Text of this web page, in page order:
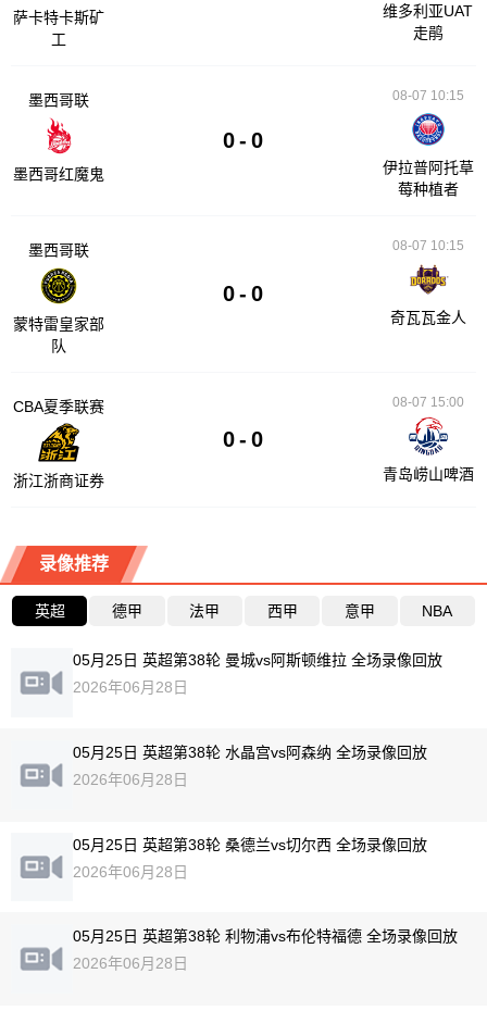
萨卡特卡斯矿
工
维多利亚UAT
走鹃
墨西哥联
墨西哥红魔鬼
0 - 0
08-07 10:15
伊拉普阿托草
莓种植者
墨西哥联
蒙特雷皇家部
队
0 - 0
08-07 10:15
奇瓦瓦金人
CBA夏季联赛
浙江浙商证券
0 - 0
08-07 15:00
青岛崂山啤酒
录像推荐
英超 德甲 法甲 西甲 意甲 NBA
05月25日 英超第38轮 曼城vs阿斯顿维拉 全场录像回放
2026年06月28日
05月25日 英超第38轮 水晶宫vs阿森纳 全场录像回放
2026年06月28日
05月25日 英超第38轮 桑德兰vs切尔西 全场录像回放
2026年06月28日
05月25日 英超第38轮 利物浦vs布伦特福德 全场录像回放
2026年06月28日